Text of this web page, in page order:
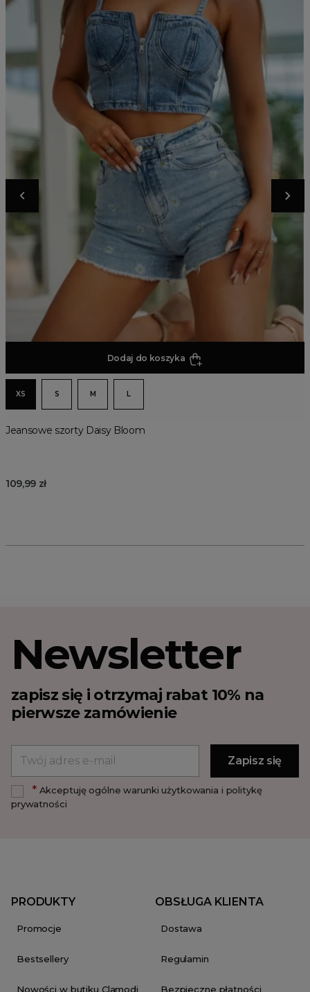
Dodaj do koszyka
XS S M L
Jeansowe szorty Daisy Bloom
109,99 zł
Newsletter
zapisz się i otrzymaj rabat 10% na
pierwsze zamówienie
*Akceptuję ogólne warunki użytkowania i politykę
prywatności
PRODUKTY
Promocje
Bestsellery
Nowości w butiku Clamodi
OBSŁUGA KLIENTA
Dostawa
Regulamin
Bezpieczne płatności